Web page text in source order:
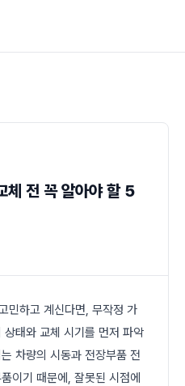
체 전 꼭 알아야 할 5
민하고 계신다면, 무작정 가
태와 교체 시기를 먼저 파악
차량의 시동과 전장부품 전
이기 때문에, 잘못된 시점에